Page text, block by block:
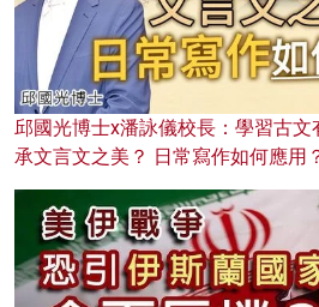
邱國光博士x潘詠儀校長：學習古
承文言文之美？ 日常寫作如何應用